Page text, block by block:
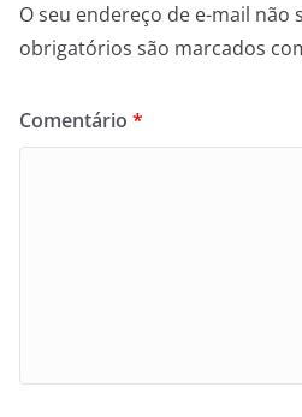
O seu endereço de e-mail não
obrigatórios são marcados
Comentário *